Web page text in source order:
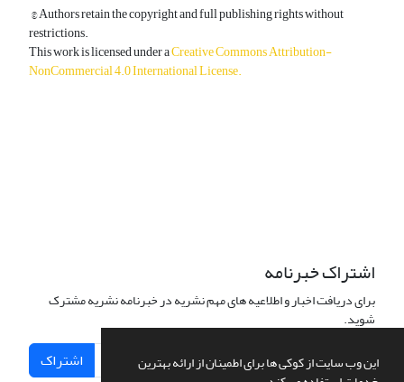
این وب سایت از کوکی ها برای اطمینان از ارائه بهترین
© Authors retain the copyright and full publishing rights without
restrictions.
This work is licensed under aCreative Commons Attribution-
NonCommercial 4.0 International License.
اشتراک خبرنامه
برای دریافت اخبار و اطلاعیه های مهم نشریه در خبرنامه نشریه مشترک
شوید.
اشتراک